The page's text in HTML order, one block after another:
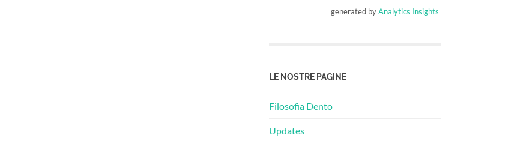
generated byAnalytics Insights
LE NOSTRE PAGINE
Filosofia Dento
Updates